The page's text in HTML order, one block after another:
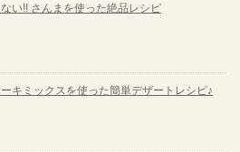
い!! さんまを使った絶品レシピ
キミックスを使った簡単デザートレシピ♪